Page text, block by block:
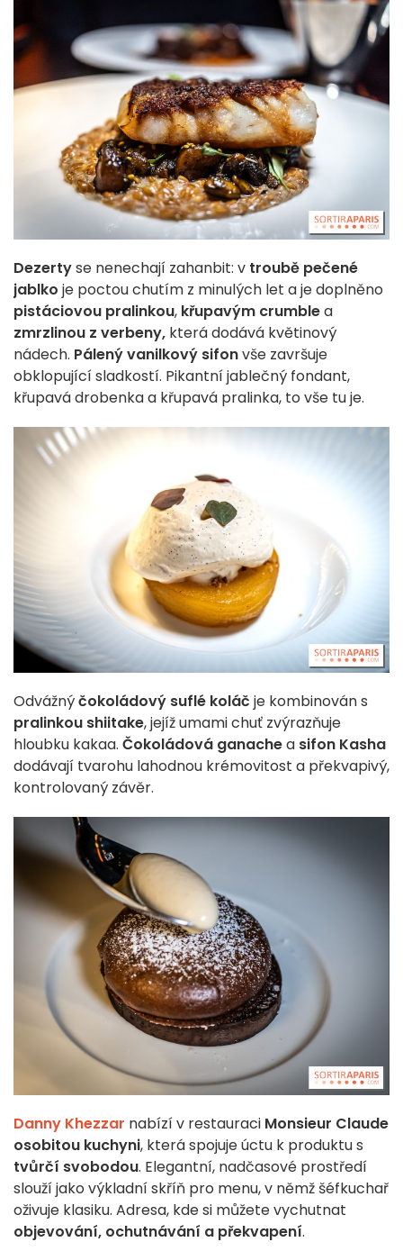
Dezertyse nenechají zahanbit: v troubě pečené
jablko je poctou chutím z minulých let a je doplněno
pistáciovou pralinkou, křupavým crumblea
zmrzlinou z verbeny, která dodává květinový
nádech. Pálený vanilkový sifonvše završuje
obklopující sladkostí. Pikantní jablečný fondant,
křupavá drobenka a křupavá pralinka, to vše tu je.
Odvážnýčokoládový suflé koláč je kombinován s
pralinkou shiitake, jejíž umami chuť zvýrazňuje
hloubku kakaa. Čokoládová ganachea sifon Kasha
dodávají tvarohu lahodnou krémovitost a překvapivý,
kontrolovaný závěr.
Danny Khezzar nabízí v restauraci Monsieur Claude
osobitou kuchyni, která spojuje úctu k produktu s
tvůrčí svobodou. Elegantní, nadčasové prostředí
slouží jako výkladní skříň pro menu, v němž šéfkuchař
oživuje klasiku. Adresa, kde si můžete vychutnat
objevování, ochutnávání a překvapení.